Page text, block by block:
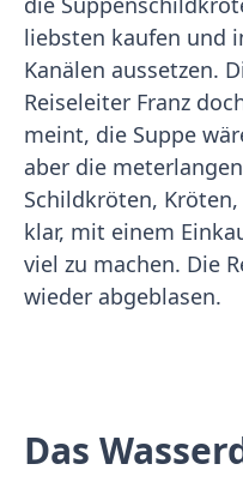
liebsten kaufen und
Kanälen aussetzen.
Reiseleiter Franz
meint, die Suppe
aber die
Schildkröten,
klar, mit einem
viel zu machen. Die
wieder abgeblasen.
Das